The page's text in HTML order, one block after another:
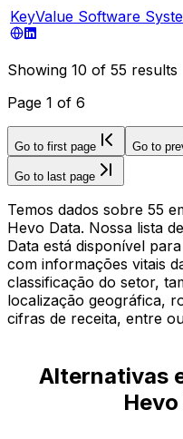
KeyValue Software
Showing 10 of 55 results
Page 1 of 6
Go to first page Go to
Go to last page
Temos dados sobre 55
Hevo Data. Nossa lista
Data está disponível
com informações vitais
classificação do setor,
localização geográfica,
cifras de receita, entre
Alternativas